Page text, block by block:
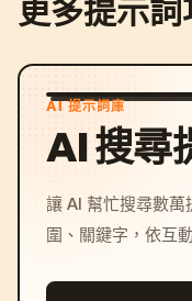
更多提示詞
AI 提示詞庫
AI 搜尋
讓 AI 幫忙搜尋數
圍、關鍵字，依互